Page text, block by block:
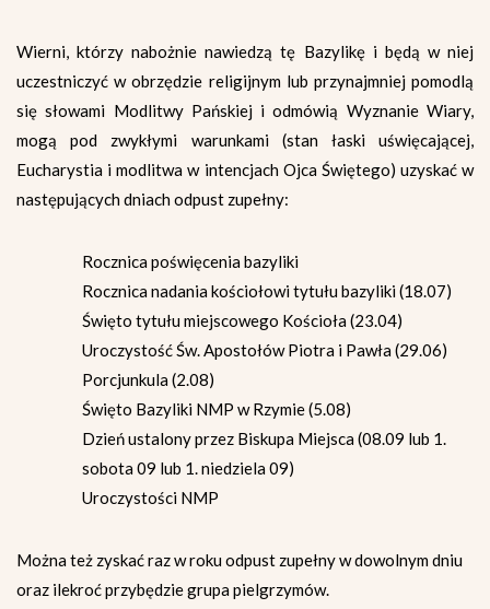
Wierni, którzy nabożnie nawiedzą tę Bazylikę i będą w niej
uczestniczyć w obrzędzie religijnym lub przynajmniej pomodlą
się słowami Modlitwy Pańskiej i odmówią Wyznanie Wiary,
mogą pod zwykłymi warunkami (stan łaski uświęcającej,
Eucharystia i modlitwa w intencjach Ojca Świętego) uzyskać w
następujących dniach odpust zupełny:
Rocznica poświęcenia bazyliki
Rocznica nadania kościołowi tytułu bazyliki (18.07)
Święto tytułu miejscowego Kościoła (23.04)
Uroczystość Św. Apostołów Piotra i Pawła (29.06)
Porcjunkula (2.08)
Święto Bazyliki NMP w Rzymie (5.08)
Dzień ustalony przez Biskupa Miejsca (08.09 lub 1.
sobota 09 lub 1. niedziela 09)
Uroczystości NMP
Można też zyskać raz w roku odpust zupełny w dowolnym dniu
oraz ilekroć przybędzie grupa pielgrzymów.